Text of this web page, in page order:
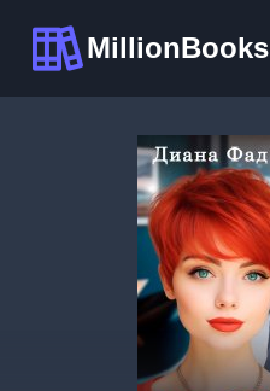
содержимому
MillionBooks